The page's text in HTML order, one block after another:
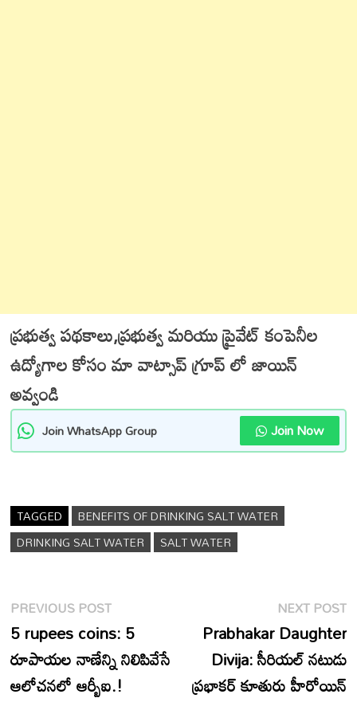
ప్రభుత్వ పథకాలు,ప్రభుత్వ మరియు ప్రైవేట్ కంపెనీల
ఉద్యోగాల కోసం మా వాట్సాప్ గ్రూప్ లో జాయిన్
అవ్వండి
Join WhatsApp Group Join Now
TAGGED
BENEFITS OF DRINKING SALT WATER
DRINKING SALT WATER
SALT WATER
Post
navigation
PREVIOUS POSTPrevious
post:
5 rupees coins: 5
రూపాయల నాణేన్ని నిలిపివేసే
ఆలోచనలో ఆర్బీఐ.!
NEXT POST
Prabhakar Daughter
Divija: సీరియల్ నటుడు
ప్రభాకర్ కూతురు హీరోయిన్